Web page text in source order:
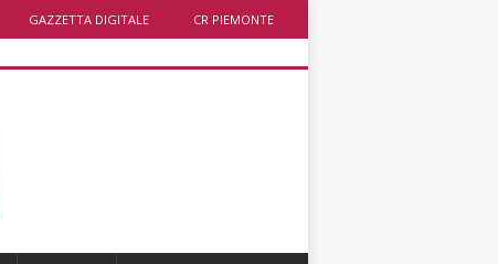
GAZZETTA DIGITALE CR PIEMONTE